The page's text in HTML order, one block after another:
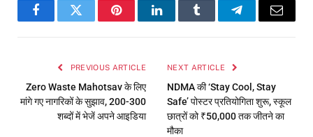
FacebookTwitter PinterestLinkedInTumblr TelegramEmail
PREVIOUS ARTICLE
Zero Waste Mahotsav के लिए
मांगे गए नागरिकों के सुझाव, 200-300
शब्दों में भेजें अपने आइडिया
NEXT ARTICLE
NDMA की ‘Stay Cool, Stay
Safe’ पोस्टर प्रतियोगिता शुरू, स्कूल
छात्रों को ₹50,000 तक जीतने का
मौका